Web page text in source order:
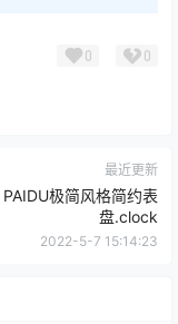
0 0
最近更新
PAIDU极简风格简约表
盘.clock
2022-5-7 15:14:23